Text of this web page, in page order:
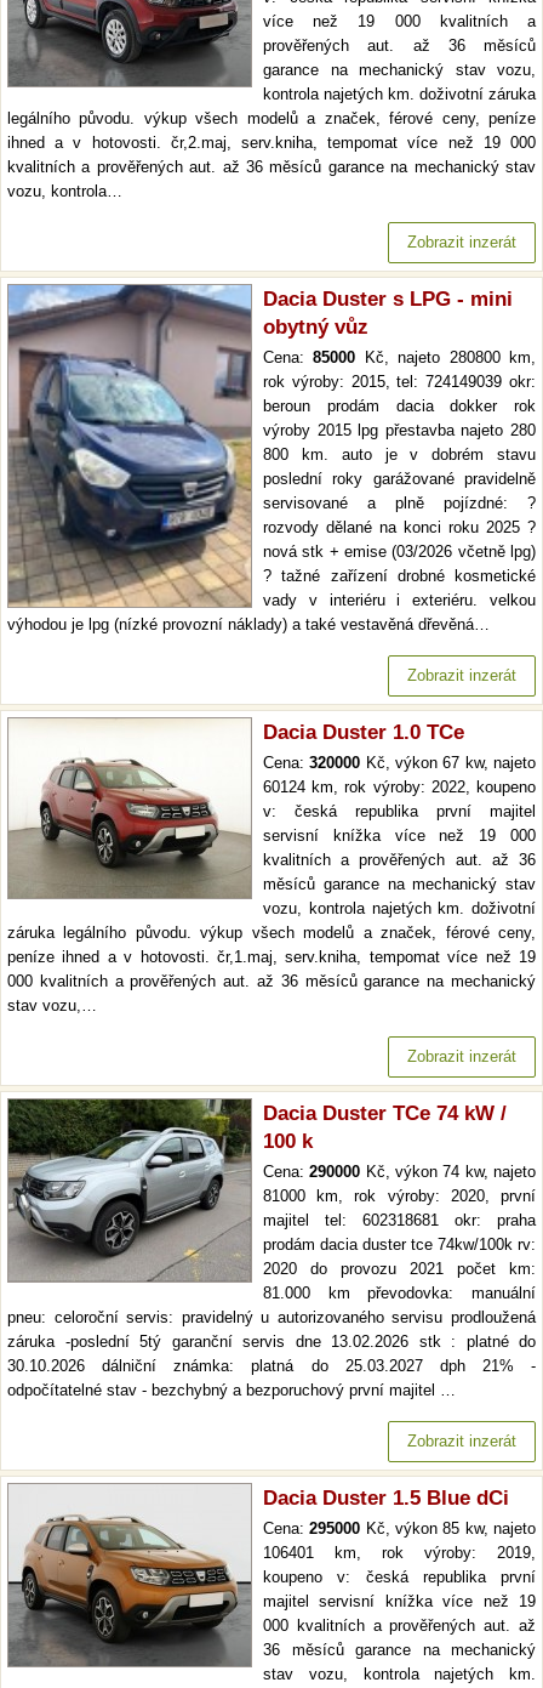
více než 19 000 kvalitních a
prověřených aut. až 36 měsíců
garance na mechanický stav vozu,
kontrola najetých km. doživotní záruka
legálního původu. výkup všech modelů a značek, férové ceny, peníze
ihned a v hotovosti. čr,2.maj, serv.kniha, tempomat více než 19 000
kvalitních a prověřených aut. až 36 měsíců garance na mechanický stav
vozu, kontrola…
Zobrazit inzerát
Dacia Duster s LPG - mini
obytný vůz
Cena:85000 Kč, najeto 280800 km,
rok výroby: 2015, tel: 724149039 okr:
beroun prodám dacia dokker rok
výroby 2015 lpg přestavba najeto 280
800 km. auto je v dobrém stavu
poslední roky garážované pravidelně
servisované a plně pojízdné: ?
rozvody dělané na konci roku 2025 ?
nová stk + emise (03/2026 včetně lpg)
? tažné zařízení drobné kosmetické
vady v interiéru i exteriéru. velkou
výhodou je lpg (nízké provozní náklady) a také vestavěná dřevěná…
Zobrazit inzerát
Dacia Duster 1.0 TCe
Cena:320000 Kč, výkon 67 kw, najeto
60124 km, rok výroby: 2022, koupeno
v: česká republika první majitel
servisní knížka více než 19 000
kvalitních a prověřených aut. až 36
měsíců garance na mechanický stav
vozu, kontrola najetých km. doživotní
záruka legálního původu. výkup všech modelů a značek, férové ceny,
peníze ihned a v hotovosti. čr,1.maj, serv.kniha, tempomat více než 19
000 kvalitních a prověřených aut. až 36 měsíců garance na mechanický
stav vozu,…
Zobrazit inzerát
Dacia Duster TCe 74 kW /
100 k
Cena:290000 Kč, výkon 74 kw, najeto
81000 km, rok výroby: 2020, první
majitel tel: 602318681 okr: praha
prodám dacia duster tce 74kw/100k rv:
2020 do provozu 2021 počet km:
81.000 km převodovka: manuální
pneu: celoroční servis: pravidelný u autorizovaného servisu prodloužená
záruka -poslední 5tý garanční servis dne 13.02.2026 stk : platné do
30.10.2026 dálniční známka: platná do 25.03.2027 dph 21% -
odpočítatelné stav - bezchybný a bezporuchový první majitel …
Zobrazit inzerát
Dacia Duster 1.5 Blue dCi
Cena:295000 Kč, výkon 85 kw, najeto
106401 km, rok výroby: 2019,
koupeno v: česká republika první
majitel servisní knížka více než 19
000 kvalitních a prověřených aut. až
36 měsíců garance na mechanický
stav vozu, kontrola najetých km.